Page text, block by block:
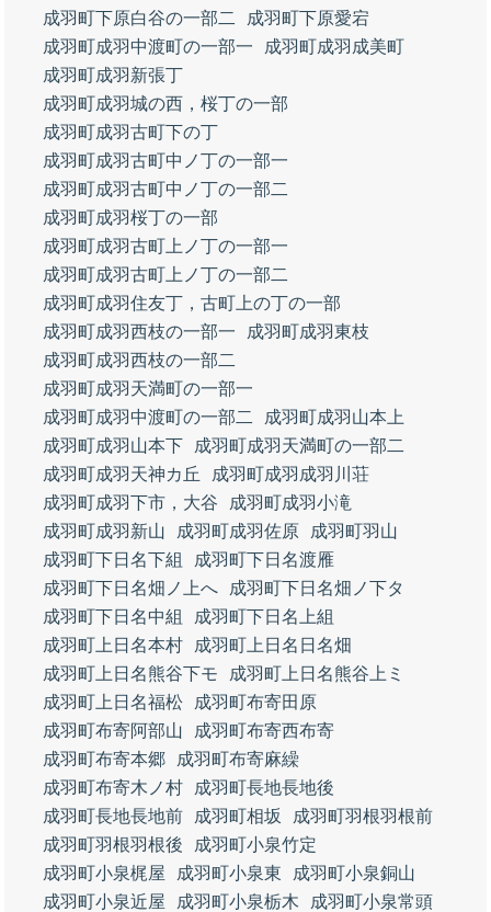
成羽町下原白谷の一部二
成羽町下原愛宕
成羽町成羽中渡町の一部一
成羽町成羽成美町
成羽町成羽新張丁
成羽町成羽城の西，桜丁の一部
成羽町成羽古町下の丁
成羽町成羽古町中ノ丁の一部一
成羽町成羽古町中ノ丁の一部二
成羽町成羽桜丁の一部
成羽町成羽古町上ノ丁の一部一
成羽町成羽古町上ノ丁の一部二
成羽町成羽住友丁，古町上の丁の一部
成羽町成羽西枝の一部一
成羽町成羽東枝
成羽町成羽西枝の一部二
成羽町成羽天満町の一部一
成羽町成羽中渡町の一部二
成羽町成羽山本上
成羽町成羽山本下
成羽町成羽天満町の一部二
成羽町成羽天神カ丘
成羽町成羽成羽川荘
成羽町成羽下市，大谷
成羽町成羽小滝
成羽町成羽新山
成羽町成羽佐原
成羽町羽山
成羽町下日名下組
成羽町下日名渡雁
成羽町下日名畑ノ上へ
成羽町下日名畑ノ下タ
成羽町下日名中組
成羽町下日名上組
成羽町上日名本村
成羽町上日名日名畑
成羽町上日名熊谷下モ
成羽町上日名熊谷上ミ
成羽町上日名福松
成羽町布寄田原
成羽町布寄阿部山
成羽町布寄西布寄
成羽町布寄本郷
成羽町布寄麻繰
成羽町布寄木ノ村
成羽町長地長地後
成羽町長地長地前
成羽町相坂
成羽町羽根羽根前
成羽町羽根羽根後
成羽町小泉竹定
成羽町小泉梶屋
成羽町小泉東
成羽町小泉銅山
成羽町小泉近屋
成羽町小泉栃木
成羽町小泉常頭